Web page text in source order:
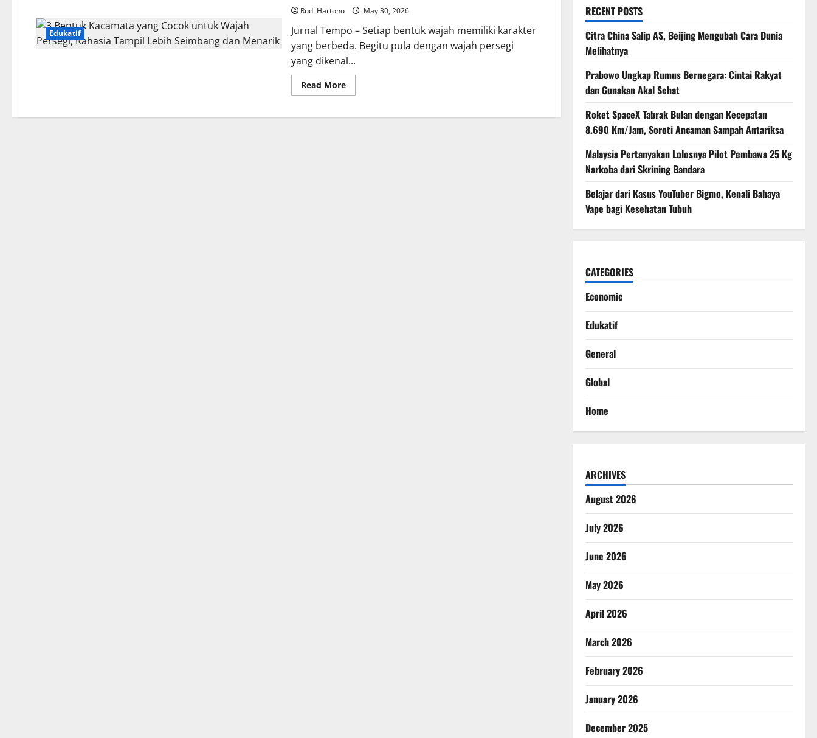
Edukatif
Rudi Hartono May 30, 2026
Jurnal Tempo – Setiap bentuk wajah memiliki karakter
yang berbeda. Begitu pula dengan wajah persegi
yang dikenal...
Read MoreRead
more
Bentuk
RECENT POSTS
Citra China Salip AS, Beijing Mengubah Cara Dunia
Melihatnya
Prabowo Ungkap Rumus Bernegara: Cintai Rakyat
dan Gunakan Akal Sehat
Roket SpaceX Tabrak Bulan dengan Kecepatan
8.690 Km/Jam, Soroti Ancaman Sampah Antariksa
Malaysia Pertanyakan Lolosnya Pilot Pembawa 25 Kg
Narkoba dari Skrining Bandara
Belajar dari Kasus YouTuber Bigmo, Kenali Bahaya
Vape bagi Kesehatan Tubuh
CATEGORIES
Economic
Edukatif
General
Global
Home
ARCHIVES
August 2026
July 2026
June 2026
May 2026
April 2026
March 2026
February 2026
January 2026
December 2025